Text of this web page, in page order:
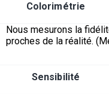
Colorimétrie
Nous mesurons la
proches de la réalité.
Sensibilité